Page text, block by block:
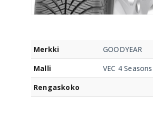
Merkki
GOODYEAR
Malli
VEC 4 Seasons
Rengaskoko